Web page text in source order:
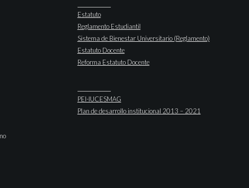
Estatuto
Reglamento Estudiantil
Sistema de Bienestar Universitario (Reglamento)
Estatuto Docente
Reforma Estatuto Docente
PEI-IUCESMAG
Plan de desarrollo institucional 2013 – 2021